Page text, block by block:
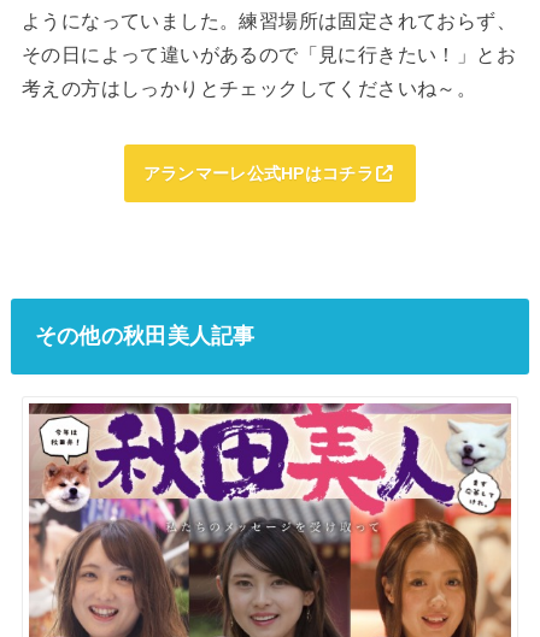
ようになっていました。練習場所は固定されておらず、
その日によって違いがあるので「見に行きたい！」とお
考えの方はしっかりとチェックしてくださいね～。
アランマーレ公式HPはコチラ
その他の秋田美人記事